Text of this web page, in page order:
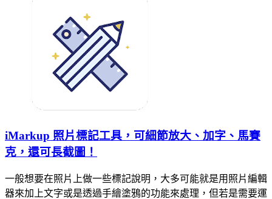
iMarkup 照片標記工具，可細節放大、加字、馬賽
克，還可長截圖！
一般想要在照片上做一些標記說明，大多可能就是用照片編輯
器來加上文字或是透過手繪塗鴉的功能來處理，但若是需要運